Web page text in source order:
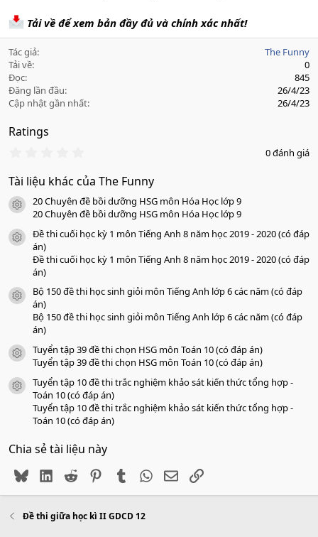
Tải về để xem bản đầy đủ và chính xác nhất!
Tác giả
The Funny
Tải về
0
Đọc
845
Đăng lần đầu
26/4/23
Cập nhật gần nhất
26/4/23
Ratings
0
0
s
a
o
0 đánh giá
Tài liệu khác của The Funny
icon tài liệu
20 Chuyên đề bồi dưỡng HSG môn Hóa Học lớp 9
20 Chuyên đề bồi dưỡng HSG môn Hóa Học lớp 9
icon tài liệu
Đề thi cuối học kỳ 1 môn Tiếng Anh 8 năm học 2019 - 2020 (có đáp
án)
Đề thi cuối học kỳ 1 môn Tiếng Anh 8 năm học 2019 - 2020 (có đáp
án)
icon tài liệu
Bộ 150 đề thi học sinh giỏi môn Tiếng Anh lớp 6 các năm (có đáp
án)
Bộ 150 đề thi học sinh giỏi môn Tiếng Anh lớp 6 các năm (có đáp
án)
icon tài liệu
Tuyển tập 39 đề thi chọn HSG môn Toán 10 (có đáp án)
Tuyển tập 39 đề thi chọn HSG môn Toán 10 (có đáp án)
icon tài liệu
Tuyển tập 10 đề thi trắc nghiệm khảo sát kiến thức tổng hợp -
Toán 10 (có đáp án)
Tuyển tập 10 đề thi trắc nghiệm khảo sát kiến thức tổng hợp -
Toán 10 (có đáp án)
Chia sẻ tài liệu này
BlueskyLinkedIn
Reddit PinterestTumblr WhatsApp
EmailLink
Đề thi giữa học kì II GDCD 12